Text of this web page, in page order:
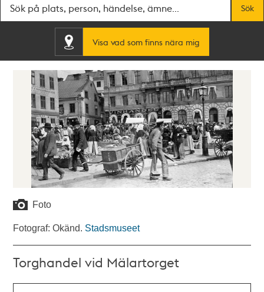
Sök
Visa vad som finns nära mig
Foto
Fotograf: Okänd. Stadsmuseet
Torghandel vid Mälartorget